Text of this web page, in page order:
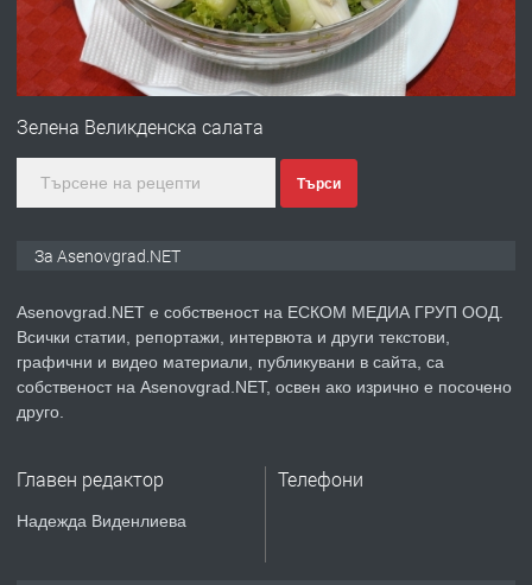
преди 1 година
Професионална зеленчукорезачка
преди 2 години
ПРЕДЛАГА
Давам индивидуалани уроци по
ремонт на покриви
Зелена Великденска салата
Търси
За Asenovgrad.NET
Asenovgrad.NET е собственост на ЕСКОМ МЕДИА ГРУП ООД.
Всички статии, репортажи, интервюта и други текстови,
графични и видео материали, публикувани в сайта, са
собственост на Asenovgrad.NET, освен ако изрично е посочено
друго.
Главен редактор
Надежда Виденлиева
Телефони